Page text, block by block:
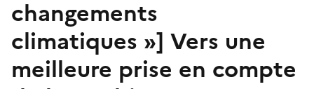
changements
climatiques »] Vers une
meilleure prise en compte